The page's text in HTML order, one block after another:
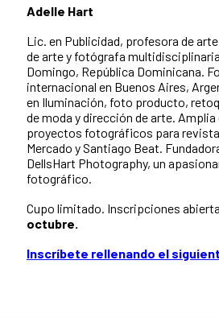
Adelle Hart
Lic. en Publicidad, profesora de
de arte y fotógrafa
Domingo, República Dominicana.
internacional en Buenos Aires,
en Iluminación, foto producto,
de moda y dirección de arte.
proyectos fotográficos para
Mercado y Santiago Beat.
DellsHart Photography, un
fotográfico.
Cupo limitado. Inscripciones
octubre.
Inscríbete rellenando el